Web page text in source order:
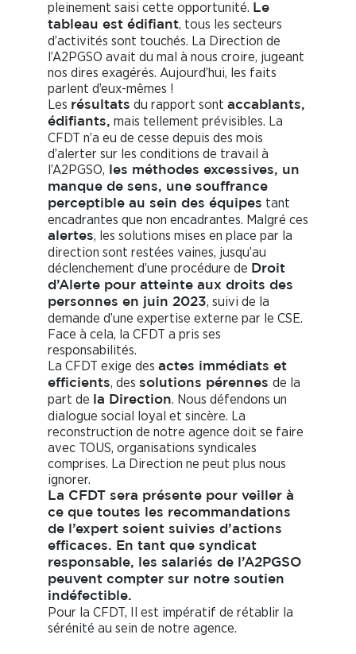
pleinement saisi cette opportunité. Le
tableau est édifiant, tous les secteurs
d’activités sont touchés. La Direction de
l’A2PGSO avait du mal à nous croire, jugeant
nos dires exagérés. Aujourd’hui, les faits
parlent d’eux-mêmes !
Les résultats du rapport sont accablants,
édifiants, mais tellement prévisibles. La
CFDT n’a eu de cesse depuis des mois
d’alerter sur les conditions de travail à
l’A2PGSO, les méthodes excessives, un
manque de sens, une souffrance
perceptible au sein des équipes tant
encadrantes que non encadrantes. Malgré ces
alertes, les solutions mises en place par la
direction sont restées vaines, jusqu’au
déclenchement d’une procédure de Droit
d’Alerte pour atteinte aux droits des
personnes en juin 2023, suivi de la
demande d’une expertise externe par le CSE.
Face à cela, la CFDT a pris ses
responsabilités.
La CFDT exige des actes immédiats et
efficients, des solutions pérennes de la
part de
la Direction. Nous défendons un
dialogue social loyal et sincère. La
reconstruction de notre agence doit se faire
avec TOUS, organisations syndicales
comprises. La Direction ne peut plus nous
ignorer.
La CFDT sera présente pour veiller à
ce que toutes les recommandations
de l’expert soient suivies d’actions
efficaces. En tant que syndicat
responsable, les salariés de l’A2PGSO
peuvent compter sur notre soutien
indéfectible.
Pour la CFDT, Il est impératif de rétablir la
sérénité au sein de notre agence.